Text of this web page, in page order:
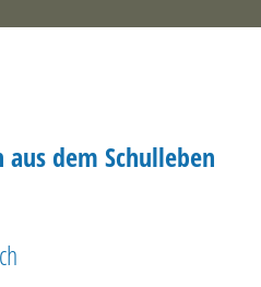
dem Schulleben